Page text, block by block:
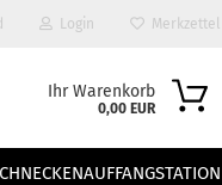
Login Merkzettel
Ihr Warenkorb
0,00 EUR